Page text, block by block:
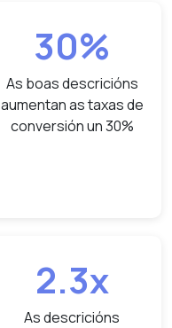
30%
As boas descricións
aumentan as taxas de
conversión un 30%
2.3x
As descricións